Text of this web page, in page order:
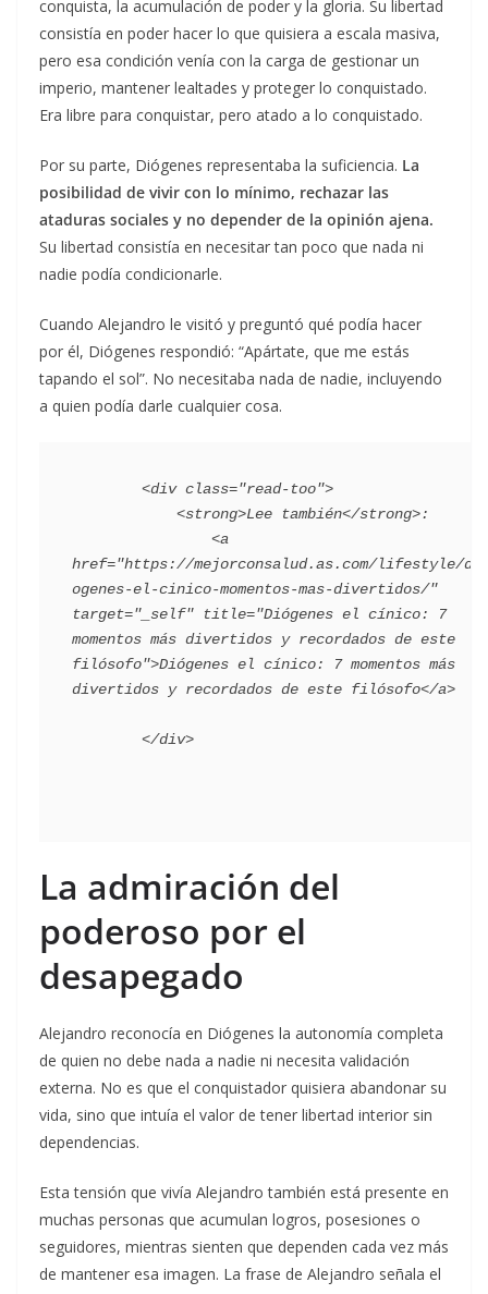
conquista, la acumulación de poder y la gloria. Su libertad
consistía en poder hacer lo que quisiera a escala masiva,
pero esa condición venía con la carga de gestionar un
imperio, mantener lealtades y proteger lo conquistado.
Era libre para conquistar, pero atado a lo conquistado.
Por su parte, Diógenes representaba la suficiencia. La
posibilidad de vivir con lo mínimo, rechazar las
ataduras sociales y no depender de la opinión ajena.
Su libertad consistía en necesitar tan poco que nada ni
nadie podía condicionarle.
Cuando Alejandro le visitó y preguntó qué podía hacer
por él, Diógenes respondió: “Apártate, que me estás
tapando el sol”. No necesitaba nada de nadie, incluyendo
a quien podía darle cualquier cosa.
href="https://mejorconsalud.as.com/lifestyle/di
ogenes-el-cinico-momentos-mas-divertidos/"
target="_self" title="Diógenes el cínico: 7
momentos más divertidos y recordados de este
filósofo">Diógenes el cínico: 7 momentos más
divertidos y recordados de este filósofo</a>
La admiración del
poderoso por el
desapegado
Alejandro reconocía en Diógenes la autonomía completa
de quien no debe nada a nadie ni necesita validación
externa. No es que el conquistador quisiera abandonar su
vida, sino que intuía el valor de tener libertad interior sin
dependencias.
Esta tensión que vivía Alejandro también está presente en
muchas personas que acumulan logros, posesiones o
seguidores, mientras sienten que dependen cada vez más
de mantener esa imagen. La frase de Alejandro señala el